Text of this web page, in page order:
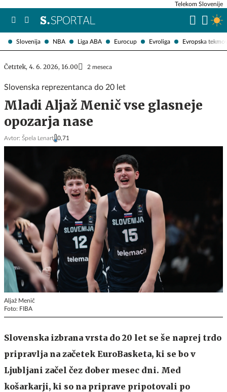
Slovenija NBA Liga ABA Eurocup Evroliga Evropska
Telekom Slovenije
Četrtek, 4. 6. 2026, 16.00 2 meseca
Slovenska reprezentanca do 20 let
Mladi Aljaž Menič vse glasneje
opozarja nase
Avtor: Špela Lenart 0,71
Aljaž Menič
Foto: FIBA
Slovenska izbrana vrsta do 20 let se še naprej trdo
pripravlja na začetek EuroBasketa, ki se bo v
Ljubljani začel čez dober mesec dni. Med
košarkarji, ki so na priprave pripotovali po